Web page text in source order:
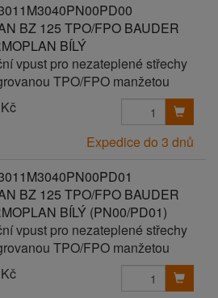
BZ 125 TPO/FPO BAUDER
BÍLÝ
vpust pro nezateplené střechy
TPO/FPO manžetou
Expedice do 3 dnů
BZ 125 TPO/FPO BAUDER
BÍLÝ (PN00/PD01)
vpust pro nezateplené střechy
TPO/FPO manžetou